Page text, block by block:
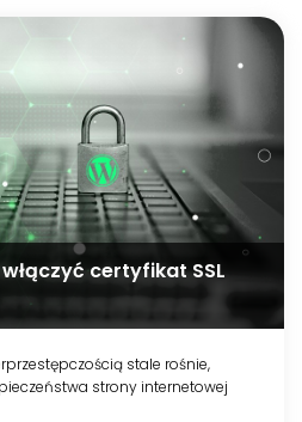
certyfikat SSL
stale rośnie,
strony internetowej